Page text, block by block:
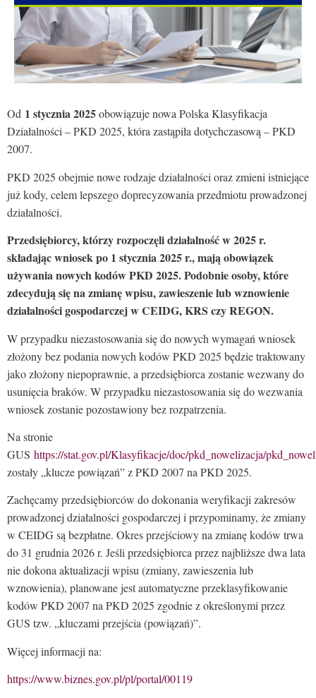
Od 1 stycznia 2025obowiązuje nowa Polska Klasyfikacja
Działalności – PKD 2025, która zastąpiła dotychczasową – PKD
2007.
PKD 2025 obejmie nowe rodzaje działalności oraz zmieni istniejące
już kody, celem lepszego doprecyzowania przedmiotu prowadzonej
działalności.
Przedsiębiorcy, którzy rozpoczęli działalność w 2025 r.
składając wniosek po 1 stycznia 2025 r., mają obowiązek
używania nowych kodów PKD 2025. Podobnie osoby, które
zdecydują się na zmianę wpisu, zawieszenie lub wznowienie
działalności gospodarczej w CEIDG, KRS czy REGON.
W przypadku niezastosowania się do nowych wymagań wniosek
złożony bez podania nowych kodów PKD 2025 będzie traktowany
jako złożony niepoprawnie, a przedsiębiorca zostanie wezwany do
usunięcia braków. W przypadku niezastosowania się do wezwania
wniosek zostanie pozostawiony bez rozpatrzenia.
Na stronie
GUS https://stat.gov.pl/Klasyfikacje/doc/pkd_nowelizacja/
zostały „klucze powiązań” z PKD 2007 na PKD 2025.
Zachęcamy przedsiębiorców do dokonania weryfikacji zakresów
prowadzonej działalności gospodarczej i przypominamy, że zmiany
w CEIDG są bezpłatne. Okres przejściowy na zmianę kodów trwa
do 31 grudnia 2026 r. Jeśli przedsiębiorca przez najbliższe dwa lata
nie dokona aktualizacji wpisu (zmiany, zawieszenia lub
wznowienia), planowane jest automatyczne przeklasyfikowanie
kodów PKD 2007 na PKD 2025 zgodnie z określonymi przez
GUS tzw. „kluczami przejścia (powiązań)”.
Więcej informacji na:
https://www.biznes.gov.pl/pl/portal/00119